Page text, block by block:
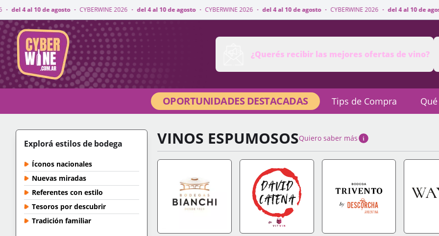
· CYBERWINE 2026 · del 4 al 10 de agosto · CYBERWINE 2026 · del 4 al 10 de agosto · CYBERWINE 2026 · del 4 al 10 de agosto ·
CyberWine
¿Querés recibir las mejores ofertas de vino?
OPORTUNIDADES DESTACADAS Tips de Compra
Explorá estilos de bodega
Íconos nacionales
Nuevas miradas
Referentes con estilo
Tesoros por descubrir
Tradición familiar
VINOS ESPUMOSOSQuiero saber más